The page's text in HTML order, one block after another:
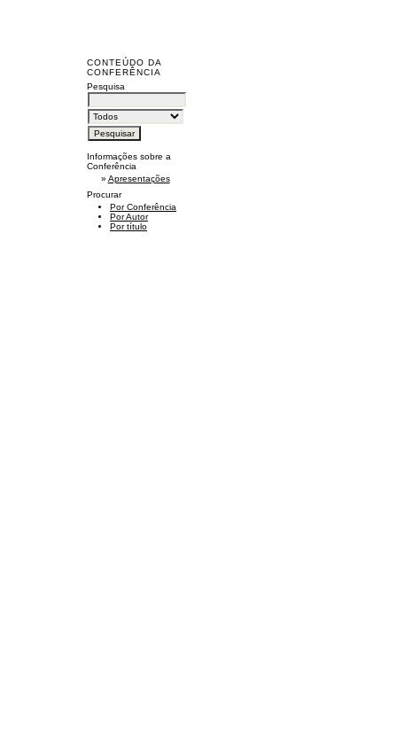
CONTEÚDO DA
CONFERÊNCIA
Pesquisa
Informações sobre a
Conferência
» Apresentações
Procurar
Por Conferência
Por Autor
Por título